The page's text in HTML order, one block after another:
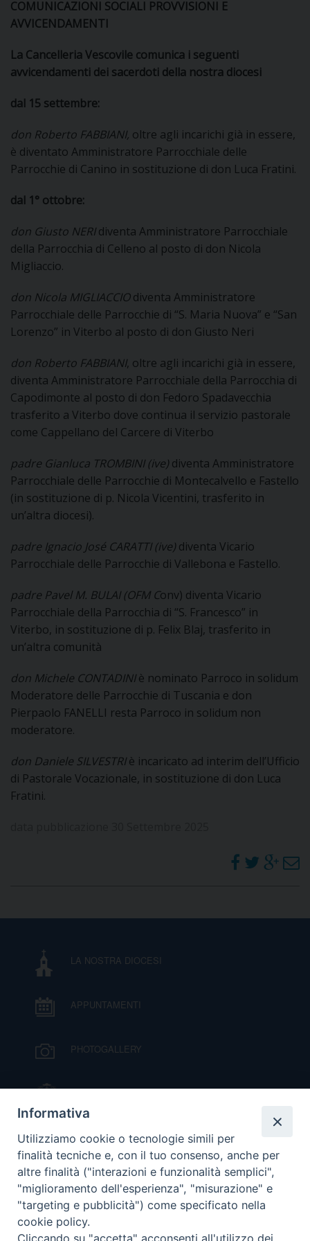
DOVE SIAMO
PRIVACY
COOKIE POLICY
COMUNICAZIONI SOCIALI PROVVISIONI E
AVVICENDAMENTI
La Cancelleria Vescovile comunica i seguenti
avvicendamenti dei sacerdoti della nostra diocesi
dal 15 settembre:
don Roberto FABBIANI, oltre agli incarichi già in essere,
è diventato Amministratore Parrocchiale delle
Parrocchie di Canino in sostituzione di don Luca Fratini.
dal 1° ottobre:
don Giusto NERIdiventa Amministratore Parrocchiale
della Parrocchia di Celleno al posto di don Nicola
Migliaccio.
don Nicola MIGLIACCIOdiventa Amministratore
Parrocchiale delle Parrocchie di “S. Maria Nuova” e “San
Lorenzo” in Viterbo al posto di don Giusto Neri
don Roberto FABBIANI, oltre agli incarichi già in essere,
diventa Amministratore Parrocchiale della Parrocchia di
Capodimonte al posto di don Fedoro Spadavecchia
trasferito a Viterbo dove continua il servizio pastorale
come Cappellano del Carcere di Viterbo
padre Gianluca TROMBINI (ive) diventa Amministratore
Parrocchiale delle Parrocchie di Montecalvello e Fastello
(in sostituzione di p. Nicola Vicentini, trasferito in
un’altra diocesi).
padre Ignacio José CARATTI (ive) diventa Vicario
Parrocchiale delle Parrocchie di Vallebona e Fastello.
padre Pavel M. BULAI (OFM Conv) diventa Vicario
Parrocchiale della Parrocchia di “S. Francesco” in
Viterbo, in sostituzione di p. Felix Blaj, trasferito in
un’altra comunità
don Michele CONTADINIè nominato Parroco in solidum
Moderatore delle Parrocchie di Tuscania e don
Pierpaolo FANELLI resta Parroco in solidum non
moderatore.
don Daniele SILVESTRIè incaricato ad interim dell’Ufficio
di Pastorale Vocazionale, in sostituzione di don Luca
Fratini.
LA NOSTRA DIOCESI
APPUNTAMENTI
PHOTOGALLERY
IL VESCOVO MONS. ORAZIO FRANCESCO
PIAZZA
VIDEOGALLERY
ORARI S. MESSE
MODULISTICA
Informativa
Utilizziamo cookie o tecnologie simili per
finalità tecniche e, con il tuo consenso, anche per
altre finalità ("interazioni e funzionalità semplici",
"miglioramento dell'esperienza", "misurazione" e
"targeting e pubblicità") come specificato nella
cookie policy.